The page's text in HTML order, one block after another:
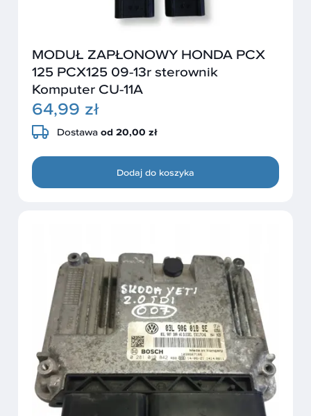
MODUŁ ZAPŁONOWY HONDA PCX
125 PCX125 09-13r sterownik
Komputer CU-11A
64,99 zł
Dostawa od 20,00 zł
Dodaj do koszyka